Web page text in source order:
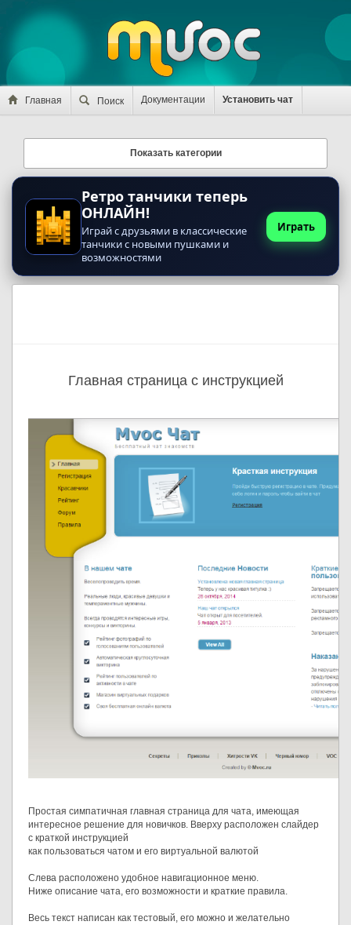
Главная Поиск Документации Установить чат
Показать категории
Ретро танчики теперь
ОНЛАЙН!
Играй с друзьями в классические
танчики с новыми пушками и
возможностями
Играть
Главная страница с инструкцией
Простая симпатичная главная страница для чата, имеющая
интересное решение для новичков. Вверху расположен слайдер
с краткой инструкцией
как пользоваться чатом и его виртуальной валютой
Слева расположено удобное навигационное меню.
Ниже описание чата, его возможности и краткие правила.
Весь текст написан как тестовый, его можно и желательно